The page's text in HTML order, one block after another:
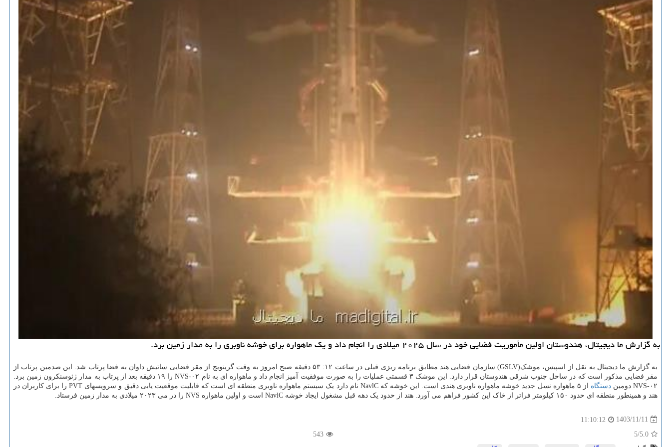
به گزارش ما دیجیتال، هندوستان اولین مأموریت فضایی خود در سال ۲۰۲۵ میلادی را انجام داد و یک ماهواره برای خوشه ناوبری را به مدار زمین برد.
به گزارش ما دیجیتال به نقل از اسپیس، موشک(GSLV) سازمان فضایی هند مطابق برنامه ریزی قبلی در ساعت ۱۲: ۵۳ دقیقه صبح امروز به وقت گرینویچ از مقر فضایی ساتیش داوان به فضا پرتاب شد. این صدمین پرتاب از
مقر فضایی مذکور است که در ساحل جنوب شرقی هندوستان قرار دارد. این موشک ۳ قسمتی عملیات را به صورت موفقیت آمیز انجام داد و ماهواره ای به نام NVS-۰۲ را ۱۹ دقیقه بعد از پرتاب به مدار ژئوسنکرون زمین برد.
NVS-۰۲ دومین
دستگاه
از ۵ ماهواره نسل جدید خوشه ماهواره ناوبری هندی است. این خوشه که NavlC نام دارد یک سیستم ماهواره ناوبری منطقه ای است که قابلیت موقعیت یابی دقیق و سرویسهای PVT را برای کاربران در
هند و همینطور منطقه ای حدود ۱۵۰ کیلومتر فراتر از خاک این کشور فراهم می آورد. هند از حدود یک دهه قبل مشغول ایجاد خوشه NavlC است و اولین ماهواره NVS را در می ۲۰۲۳ میلادی به مدار زمین فرستاد.
1403/11/11
11:10:12
5.0
/5
543